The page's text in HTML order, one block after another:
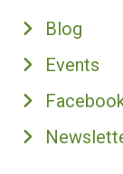
Blog
Events